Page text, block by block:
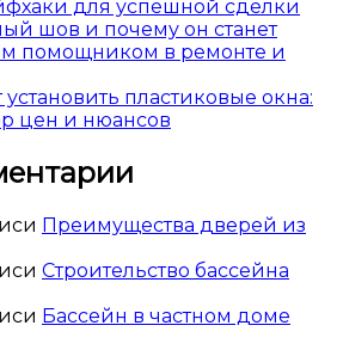
для успешной сделки
шов и почему он станет
помощником в ремонте и
установить пластиковые окна:
цен и нюансов
Преимущества дверей из
Строительство бассейна
Бассейн в частном доме